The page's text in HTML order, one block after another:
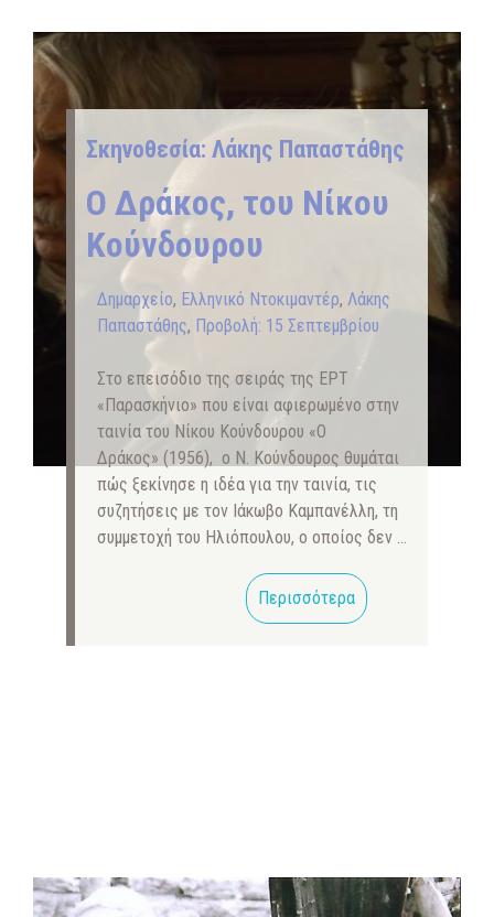
Σκηνοθεσία: Λάκης Παπαστάθης
Ο Δράκος, του Νίκου
Κούνδουρου
Δημαρχείο, Ελληνικό Ντοκιμαντέρ, Λάκης
Παπαστάθης, Προβολή: 15 Σεπτεμβρίου
Στο επεισόδιο της σειράς της ΕΡΤ
«Παρασκήνιο» που είναι αφιερωμένο στην
ταινία του Νίκου Κούνδουρου «Ο
Δράκος» (1956), ο Ν. Κούνδουρος θυμάται
πώς ξεκίνησε η ιδέα για την ταινία, τις
συζητήσεις με τον Ιάκωβο Καμπανέλλη, τη
συμμετοχή του Ηλιόπουλου, ο οποίος δεν …
Περισσότερα